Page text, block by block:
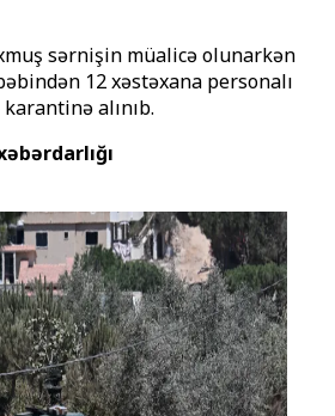
sərnişin müalicə olunarkən
12 xəstəxana personalı
alınıb.